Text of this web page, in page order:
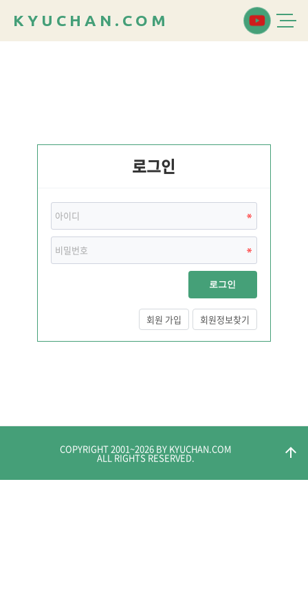
K Y U C H A N . C O M
로그인
로그인
회원 가입 회원정보찾기
arrow_upward
COPYRIGHT 2001~2026 BY KYUCHAN.COM
ALL RIGHTS RESERVED.